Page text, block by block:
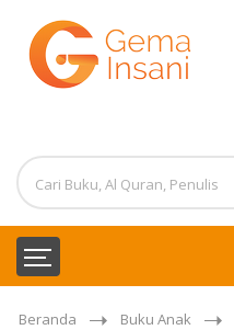
Beranda Buku Anak